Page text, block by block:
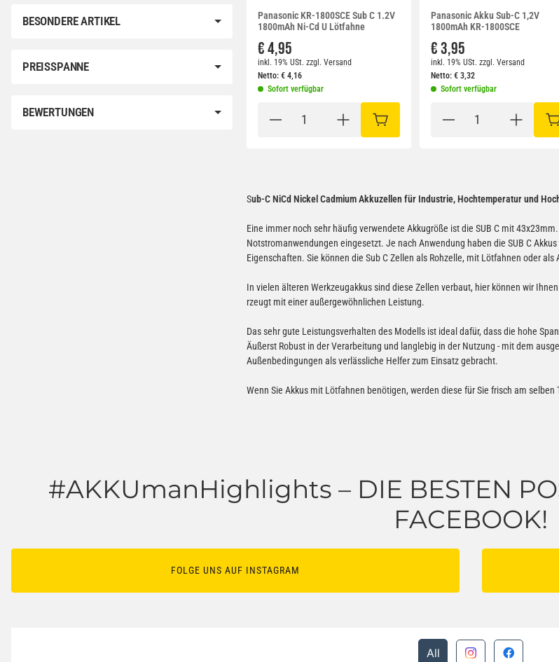
Panasonic KR-1800SCE Sub C 1.2V
1800mAh Ni-Cd U Lötfahne
€ 4,95
inkl. 19% USt. zzgl. Versand
Netto: € 4,16
Sofort verfügbar
IN DEN WARENKORB
Panasonic Akku Sub-C 1,2V
1800mAh KR-1800SCE
€ 3,95
inkl. 19% USt. zzgl. Versand
Netto: € 3,32
Sofort verfügbar
Sub-C NiCd Nickel Cadmium Akkuzellen für Industrie, Hochtemperatur und
Eine immer noch sehr häufig verwendete Akkugröße ist die SUB C mit
Notstromanwendungen eingesetzt. Je nach Anwendung haben die SUB C
Eigenschaften. Sie können die Sub C Zellen als Rohzelle, mit Lötfahnen oder als
In vielen älteren Werkzeugakkus sind diese Zellen verbaut, hier können wir
rzeugt mit einer außergewöhnlichen Leistung.
Das sehr gute Leistungsverhalten des Modells ist ideal dafür, dass die hohe
Äußerst Robust in der Verarbeitung und langlebig in der Nutzung - mit dem
Außenbedingungen als verlässliche Helfer zum Einsatz gebracht.
Wenn Sie Akkus mit Lötfahnen benötigen, werden diese für Sie frisch am selben
BESONDERE ARTIKEL
PREISSPANNE
BEWERTUNGEN
#AKKUmanHighlights – DIE BESTEN
FACEBOOK!
FOLGE UNS AUF INSTAGRAM